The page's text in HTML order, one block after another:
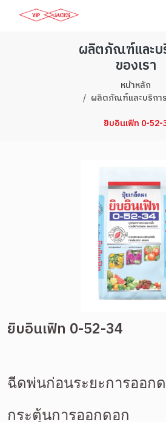
ผลิตภัณฑ์และบ
ของเรา
หน้าหลัก
ผลิตภัณฑ์และบริการ
ยิบอินเฟิท 0-52-
ยิบอินเฟิท 0-52-34
ฉีดพ่นก่อนระยะการออก
กระตุ้นการออกดอก